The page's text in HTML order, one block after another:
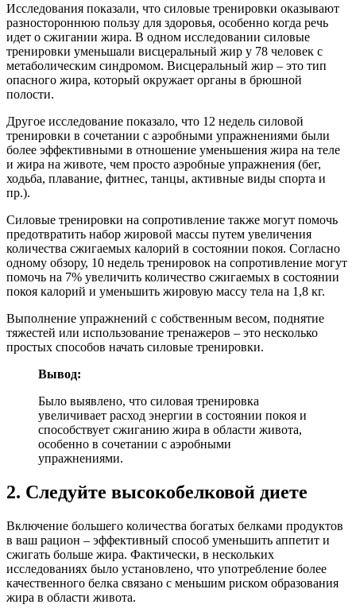
Исследования показали, что силовые тренировки оказывают
разностороннюю пользу для здоровья, особенно когда речь
идет о сжигании жира. В одном исследовании силовые
тренировки уменьшали висцеральный жир у 78 человек с
метаболическим синдромом. Висцеральный жир – это тип
опасного жира, который окружает органы в брюшной
полости.
Другое исследование показало, что 12 недель силовой
тренировки в сочетании с аэробными упражнениями были
более эффективными в отношение уменьшения жира на теле
и жира на животе, чем просто аэробные упражнения (бег,
ходьба, плавание, фитнес, танцы, активные виды спорта и
пр.).
Силовые тренировки на сопротивление также могут помочь
предотвратить набор жировой массы путем увеличения
количества сжигаемых калорий в состоянии покоя. Согласно
одному обзору, 10 недель тренировок на сопротивление могут
помочь на 7% увеличить количество сжигаемых в состоянии
покоя калорий и уменьшить жировую массу тела на 1,8 кг.
Выполнение упражнений с собственным весом, поднятие
тяжестей или использование тренажеров – это несколько
простых способов начать силовые тренировки.
Вывод:
Было выявлено, что силовая тренировка
увеличивает расход энергии в состоянии покоя и
способствует сжиганию жира в области живота,
особенно в сочетании с аэробными
упражнениями.
2. Следуйте высокобелковой диете
Включение большего количества богатых белками продуктов
в ваш рацион – эффективный способ уменьшить аппетит и
сжигать больше жира. Фактически, в нескольких
исследованиях было установлено, что употребление более
качественного белка связано с меньшим риском образования
жира в области живота.